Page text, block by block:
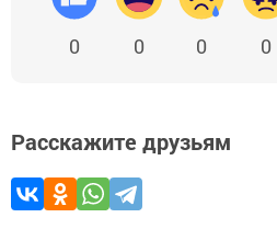
0 0 0 0
Расскажите друзьям